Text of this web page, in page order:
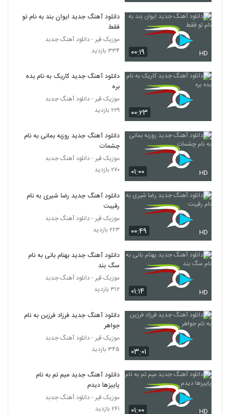
دانلود آهنگ اپیکور باند ژیگولا (EpiCure
Band Jigoola)
آهنگ ایمان عبدالله خانی بنام بعد تو
دانلود آهنگ خلوت شهر از رهام
۹۰۹ بازدید
دانلود آهنگ میلاد سیاه پشت بی تفاوت
(رمیکس) (Milad Siahposht Bitafavot
54
دانلود آهنگ جون دلم از احمد ایراندوست
آهنگ عوارض تنهایی از احمدرضا
شهریاری(پاپ)
۶۵۰ بازدید
آهنگ افشین آذری بنام رابطه
57
دانلود آهنگ من دیوانه نیستم از حمید صفت
۱,۲۳۸ بازدید
موزیک زیبای یار یار از علی بهراد
۱,۴۸۲ بازدید
حمید اصغری آهنگ جوابه
۰۰:۱۹ HD
دانلود آهنگ جدید ایوان بند به نام تو
فقط
موزیک قیر - دانلود آهنگ جدبد
۳۳۴ بازدید
۰۰:۲۳
دانلود آهنگ جدید کاریک به نام بده
بره
موزیک قیر - دانلود آهنگ جدبد
۲۲۹ بازدید
۰۱:۰۰ HD
دانلود آهنگ جدید روزبه بمانی به نام
چشمات
موزیک قیر - دانلود آهنگ جدبد
۲۷۰ بازدید
۰۰:۴۹ HD
دانلود آهنگ جدید رضا شیری به نام
رقیبت
موزیک قیر - دانلود آهنگ جدبد
۲۲۳ بازدید
۰۱:۱۴ HD
دانلود آهنگ جدید بهنام بانی به نام
سگ بند
موزیک قیر - دانلود آهنگ جدبد
۳۱۲ بازدید
۰۳:۰۱
دانلود آهنگ جدید فرزاد فرزین به نام
جواهر
موزیک قیر - دانلود آهنگ جدبد
۳۴۵ بازدید
۰۱:۰۰ HD
دانلود آهنگ جدید میم تم به نام
پاییزها دیدم
موزیک قیر - دانلود آهنگ جدبد
۲۶۱ بازدید